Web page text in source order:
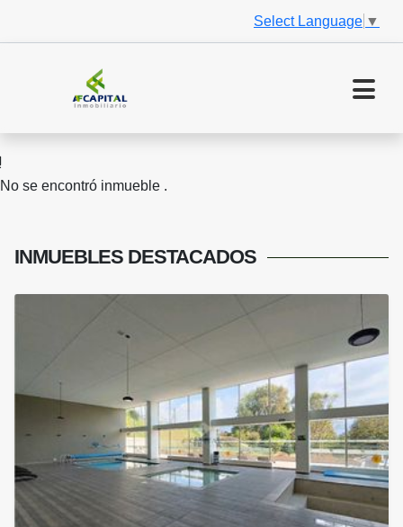
Select Language ▼
No se encontró inmueble .
INMUEBLES DESTACADOS